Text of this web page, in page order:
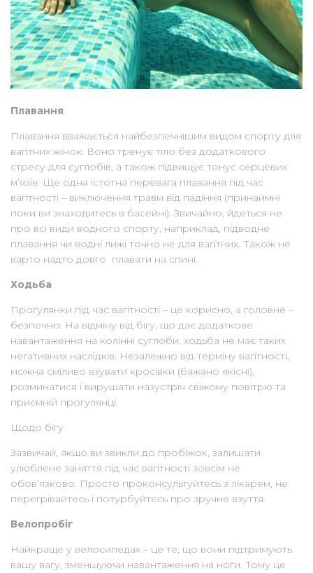
Плавання
Плавання вважається найбезпечнішим видом спорту для
вагітних жінок. Воно тренує тіло без додаткового
стресу для суглобів, а також підвищує тонус серцевих
м’язів. Ще одна істотна перевага плавання під час
вагітності – виключення травм від падіння (принаймні
поки ви знаходитесь в басейні). Звичайно, йдеться не
про всі види водного спорту, наприклад, підводне
плавання чи водні лижі точно не для вагітних. Також не
варто надто довго плавати на спині.
Ходьба
Прогулянки під час вагітності – це корисно, а головне –
безпечно. На відміну від бігу, що дає додаткове
навантаження на колінні суглоби, ходьба не має таких
негативних наслідків. Незалежно від терміну вагітності,
можна сміливо взувати кросівки (бажано якісні),
розминатися і вирушати назустріч свіжому повітрю та
приємній прогулянці.
Щодо бігу
Зазвичай, якщо ви звикли до пробіжок, залишати
улюблене заняття під час вагітності зовсім не
обов’язково. Просто проконсультуйтесь з лікарем, не
перегрівайтесь і потурбуйтесь про зручне взуття.
Велопробіг
Найкраще у велосипедах – це те, що вони підтримують
вашу вагу, зменшуючи навантаження на ноги. Тому це